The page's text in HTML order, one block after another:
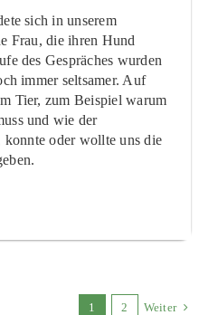
sich in unserem
Frau, die ihren Hund
des Gespräches wurden
immer seltsamer. Auf
Tier, zum Beispiel warum
und wie der
konnte oder wollte uns die
1 2 Weiter